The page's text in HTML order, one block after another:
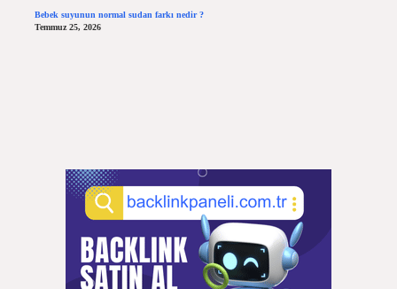
Bebek suyunun normal sudan farkı nedir ?
Temmuz 25, 2026